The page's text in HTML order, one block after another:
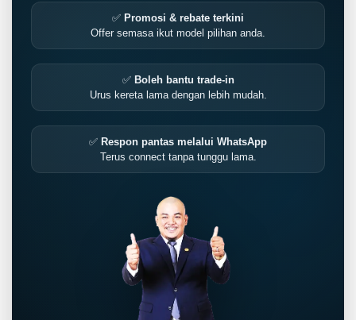
✅ Promosi & rebate terkini
Offer semasa ikut model pilihan anda.
✅ Boleh bantu trade-in
Urus kereta lama dengan lebih mudah.
✅ Respon pantas melalui WhatsApp
Terus connect tanpa tunggu lama.